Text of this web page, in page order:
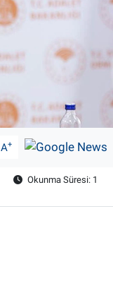
A+
Okunma Süresi: 1